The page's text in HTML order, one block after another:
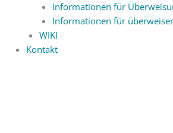
Informationen für
Informationen für
WIKI
Kontakt